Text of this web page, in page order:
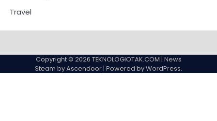
Travel
Copyright © 2026 TEKNOLOGIOTAK.COM | News
Steam byAscendoor| Powered byWordPress.